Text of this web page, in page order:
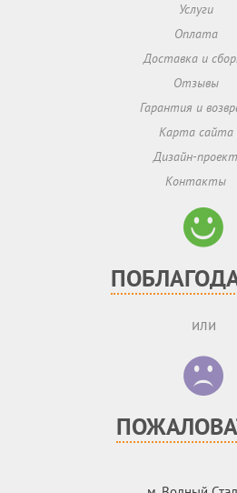
Услуги
Оплата
Доставка и
Отзывы
Гарантия и
Карта сайта
Дизайн-проект
Контакты
или